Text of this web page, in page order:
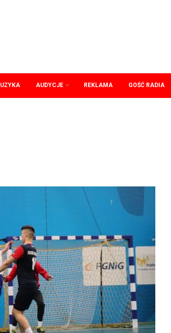
AUDYCJE REKLAMA GOŚĆ RADIA